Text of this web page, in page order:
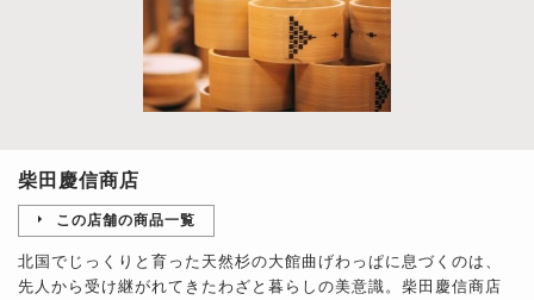
柴田慶信商店
この店舗の商品一覧
北国でじっくりと育った天然杉の大館曲げわっぱに息づくのは、
先人から受け継がれてきたわざと暮らしの美意識。柴田慶信商店